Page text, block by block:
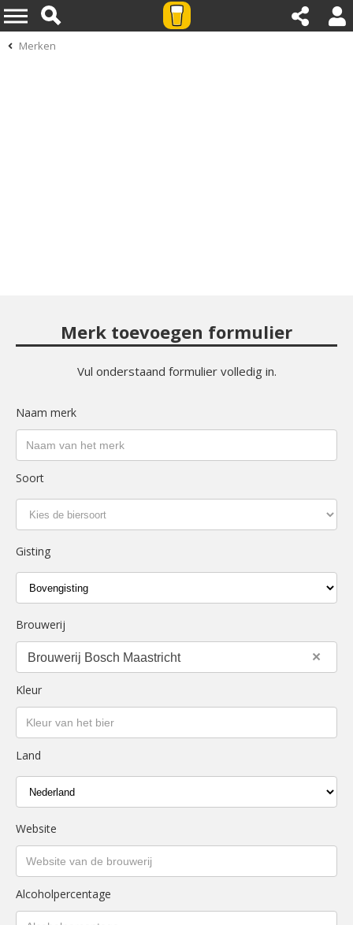
Merken
Merk toevoegen formulier
Vul onderstaand formulier volledig in.
Naam merk
Soort
Gisting
Brouwerij
×
Brouwerij Bosch Maastricht
Kleur
Land
Website
Alcoholpercentage